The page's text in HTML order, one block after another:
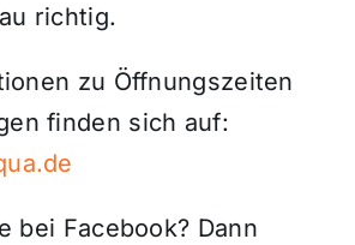
richtig.
zu Öffnungszeiten
finden sich auf:
bei Facebook? Dann